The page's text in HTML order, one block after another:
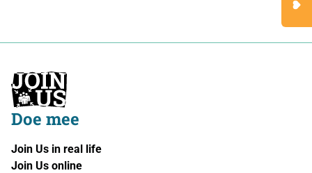
Doe mee
Join Us in real life
Join Us online